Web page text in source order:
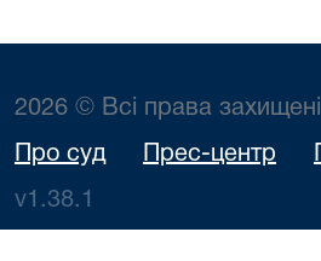
2026 © Всі права захищені
Про суд Прес-центр
v1.38.1